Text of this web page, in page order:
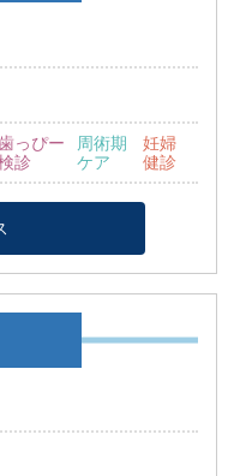
っぴー
診
周術期
ケア
妊婦
健診